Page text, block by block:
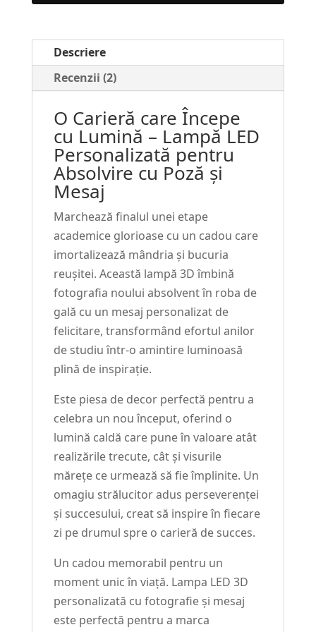
Absolvire
Poză
și
Mesaj
#107
Descriere
Recenzii (2)
O Carieră care Începe
cu Lumină – Lampă LED
Personalizată pentru
Absolvire cu Poză și
Mesaj
Marchează finalul unei etape
academice glorioase cu un cadou care
imortalizează mândria și bucuria
reușitei. Această lampă 3D îmbină
fotografia noului absolvent în roba de
gală cu un mesaj personalizat de
felicitare, transformând efortul anilor
de studiu într-o amintire luminoasă
plină de inspirație.
Este piesa de decor perfectă pentru a
celebra un nou început, oferind o
lumină caldă care pune în valoare atât
realizările trecute, cât și visurile
mărețe ce urmează să fie împlinite. Un
omagiu strălucitor adus perseverenței
și succesului, creat să inspire în fiecare
zi pe drumul spre o carieră de succes.
Un cadou memorabil pentru un
moment unic în viață. Lampa LED 3D
personalizată cu fotografie și mesaj
este perfectă pentru a marca